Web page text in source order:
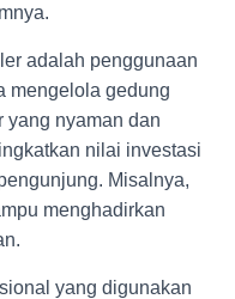
adalah penggunaan
mengelola gedung
yang nyaman dan
nilai investasi
Misalnya,
menghadirkan
yang digunakan